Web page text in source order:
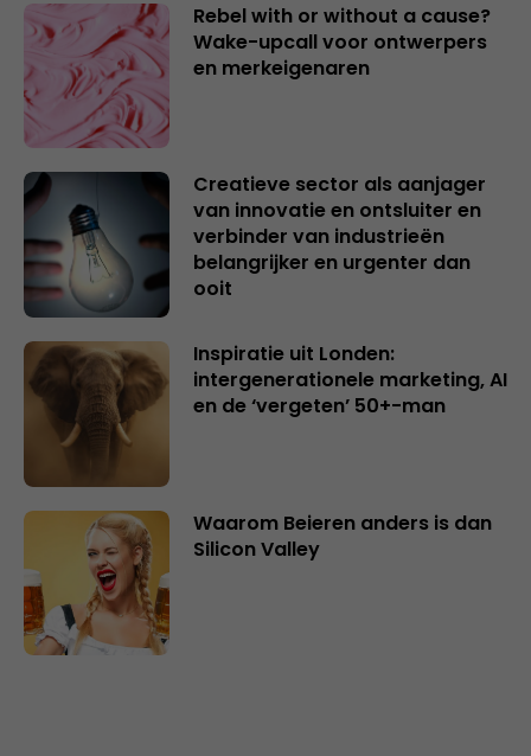
Rebel with or without a cause?
Wake-upcall voor ontwerpers
en merkeigenaren
Creatieve sector als aanjager
van innovatie en ontsluiter en
verbinder van industrieën
belangrijker en urgenter dan
ooit
Inspiratie uit Londen:
intergenerationele marketing, AI
en de ‘vergeten’ 50+-man
Waarom Beieren anders is dan
Silicon Valley